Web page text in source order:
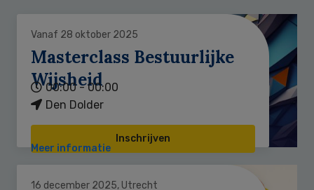
Vanaf 28 oktober 2025
Masterclass Bestuurlijke
Wijsheid
00:00 - 00:00
Den Dolder
Inschrijven
Meer informatie
16 december 2025, Utrecht